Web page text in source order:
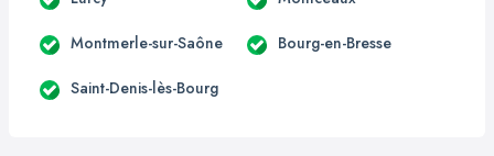
Montmerle-sur-Saône Bourg-en-Bresse
Saint-Denis-lès-Bourg